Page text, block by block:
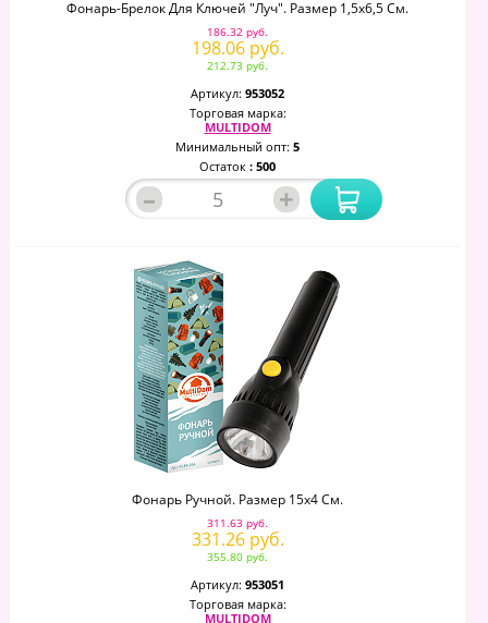
Фонарь-Брелок Для Ключей "Луч". Размер 1,5х6,5 См.
186.32 руб.
198.06 руб.
212.73 руб.
Артикул: 953052
Торговая марка:
MULTIDOM
Минимальный опт: 5
Остаток : 500
– +
Фонарь Ручной. Размер 15х4 См.
311.63 руб.
331.26 руб.
355.80 руб.
Артикул: 953051
Торговая марка:
MULTIDOM